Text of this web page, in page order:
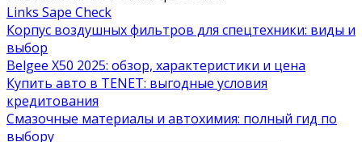
Links Sape Check
Корпус воздушных фильтров для спецтехники: виды и
выбор
Belgee X50 2025: обзор, характеристики и цена
Купить авто в TENET: выгодные условия
кредитования
Смазочные материалы и автохимия: полный гид по
выбору